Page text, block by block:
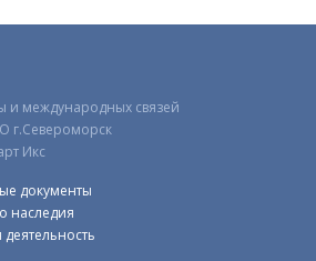
и международных связей
г.Североморск
Икс
документы
наследия